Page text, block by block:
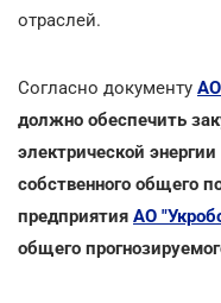
отраслей.
Согласно документу АО
должно обеспечить
электрической
собственного общего
предприятия АО
общего